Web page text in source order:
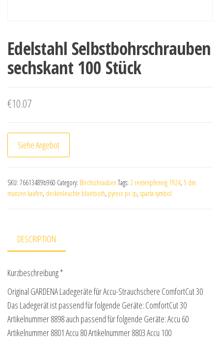
Edelstahl Selbstbohrschrauben
sechskant 100 Stück
€10.07
Siehe Angebot
SKU: 76613489b960 Category: Blechschrauben Tags: 2 rentenpfennig 1924, 5 dm
münzen kaufen, deckenleuchte bluetooth, pyrexx px ip, sparta symbol
DESCRIPTION
Kurzbeschreibung *
Original GARDENA Ladegeräte für Accu-Strauchschere ComfortCut 30
Das Ladegerät ist passend für folgende Geräte: ComfortCut 30
Artikelnummer 8898 auch passend für folgende Geräte: Accu 60
Artikelnummer 8801 Accu 80 Artikelnummer 8803 Accu 100